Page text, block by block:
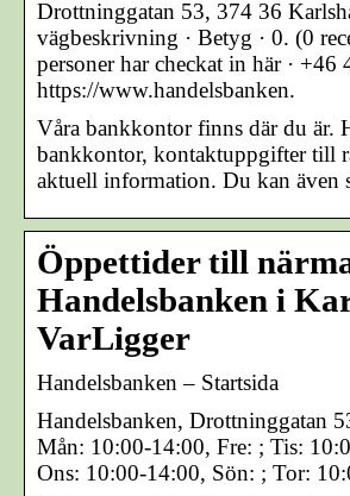
Drottninggatan 53, 374 36
vägbeskrivning · Betyg · 0. (0
personer har checkat in här · +46
https://www.handelsbanken.
Våra bankkontor finns där du är.
bankkontor, kontaktuppgifter till
aktuell information. Du kan även
Öppettider till
Handelsbanken i
VarLigger
Handelsbanken – Startsida
Handelsbanken, Drottninggatan
Mån: 10:00-14:00, Fre: ; Tis:
Ons: 10:00-14:00, Sön: ; Tor: